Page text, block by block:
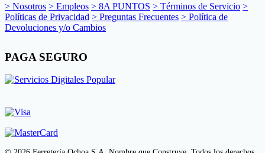
> Nosotros > Empleos > 8A PUNTOS > Términos de Servicio >
Políticas de Privacidad > Preguntas Frecuentes > Política de
Devoluciones y/o Cambios
PAGA SEGURO